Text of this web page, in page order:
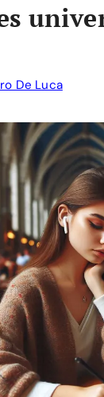
De Luca